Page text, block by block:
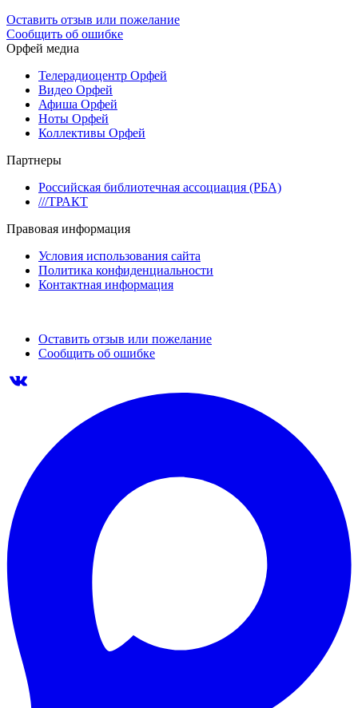
Оставить отзыв или пожелание
Сообщить об ошибке
Орфей медиа
Телерадиоцентр Орфей
Видео Орфей
Афиша Орфей
Ноты Орфей
Коллективы Орфей
Партнеры
Российская библиотечная ассоциация (РБА)
///ТРАКТ
Правовая информация
Условия использования сайта
Политика конфиденциальности
Контактная информация
Оставить отзыв или пожелание
Сообщить об ошибке